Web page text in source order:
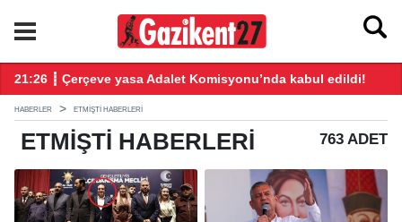
21:26 ┋ Çerçeve yasa Adalet Komisyonu’nda kabul edildi!
HABERLER ETMIŞTI HABERLERI
ETMIŞTI HABERLERI 763 ADET